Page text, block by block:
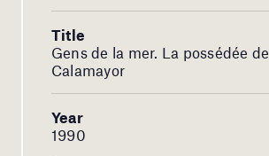
Title
Gens de la mer. La possédée de
Calamayor
Year
1990